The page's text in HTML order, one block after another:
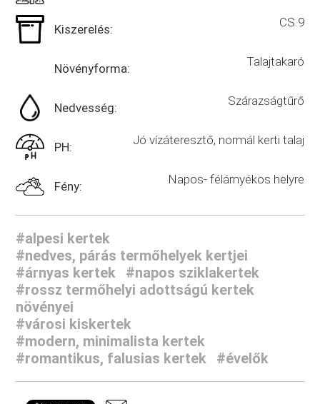
Kiszerelés: CS 9
Növényforma: Talajtakaró
Nedvesség: Szárazságtűrő
PH: Jó vízáteresztő, normál kerti talaj
Fény: Napos- félárnyékos helyre
#alpesi kertek
#nedves, párás termőhelyek kertjei
#árnyas kertek
#napos sziklakertek
#rossz termőhelyi adottságú kertek
növényei
#városi kiskertek
#modern, minimalista kertek
#romantikus, falusias kertek
#évelők